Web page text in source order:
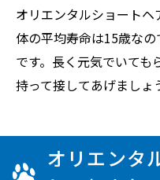
オリエンタルショート
体の平均寿命は15歳な
です。長く元気でいても
持って接してあげましょ
オリエンタ